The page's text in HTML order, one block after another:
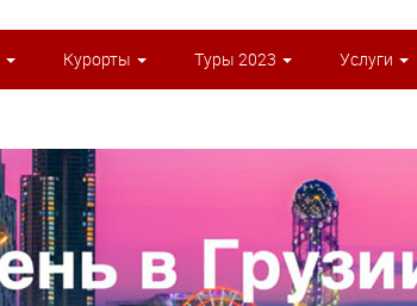
Курорты Туры 2023 Услуги